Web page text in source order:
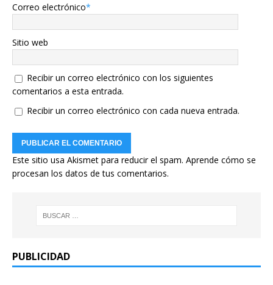
Correo electrónico*
Sitio web
Recibir un correo electrónico con los siguientes
comentarios a esta entrada.
Recibir un correo electrónico con cada nueva entrada.
Este sitio usa Akismet para reducir el spam. Aprende cómo se
procesan los datos de tus comentarios.
PUBLICIDAD